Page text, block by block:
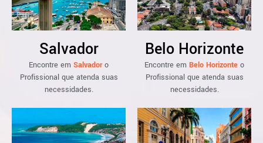
Salvador
Encontre em Salvadoro
Profissional que atenda suas
necessidades.
Belo Horizonte
Encontre em Belo Horizonte o
Profissional que atenda suas
necessidades.